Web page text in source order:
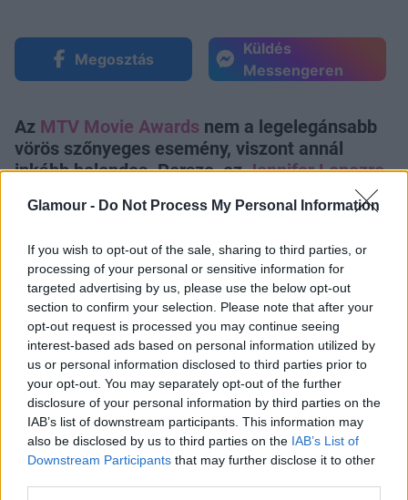
Glamour - Do Not Process My Personal Information
If you wish to opt-out of the sale, sharing to third parties, or
processing of your personal or sensitive information for
targeted advertising by us, please use the below opt-out
section to confirm your selection. Please note that after your
opt-out request is processed you may continue seeing
interest-based ads based on personal information utilized by
us or personal information disclosed to third parties prior to
your opt-out. You may separately opt-out of the further
disclosure of your personal information by third parties on the
IAB’s list of downstream participants. This information may
also be disclosed by us to third parties on the IAB’s List of
Downstream Participants that may further disclose it to other
Megosztás
Küldés
Messengeren
Az MTV Movie Awards nem a legelegánsabb
vörös szőnyeges esemény, viszont annál
inkább bolondos. Persze, ezJennifer Lopezre
legszexibb.
A szupersztár túlzás nélkül alehető legjobb
formában van, karrierje kezdetén sem nézett ki
ennyire szuperül. És ezt persze nem is rejtegeti,
hiszen büszkén mutogatja elképesztő alakját a
vörös szőnyegen (nem is csodálkozunk, hogy
Casper Smartnak esze ágábansem volt megválni
tőle). Ez a szoros, fekete Versace összeállítás éppen